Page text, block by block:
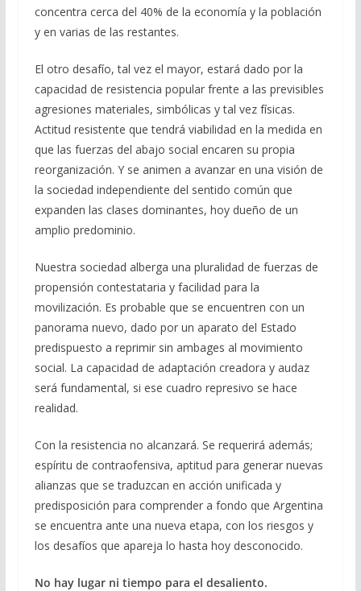
concentra cerca del 40% de la economía y la población
y en varias de las restantes.
El otro desafío, tal vez el mayor, estará dado por la
capacidad de resistencia popular frente a las previsibles
agresiones materiales, simbólicas y tal vez físicas.
Actitud resistente que tendrá viabilidad en la medida en
que las fuerzas del abajo social encaren su propia
reorganización. Y se animen a avanzar en una visión de
la sociedad independiente del sentido común que
expanden las clases dominantes, hoy dueño de un
amplio predominio.
Nuestra sociedad alberga una pluralidad de fuerzas de
propensión contestataria y facilidad para la
movilización. Es probable que se encuentren con un
panorama nuevo, dado por un aparato del Estado
predispuesto a reprimir sin ambages al movimiento
social. La capacidad de adaptación creadora y audaz
será fundamental, si ese cuadro represivo se hace
realidad.
Con la resistencia no alcanzará. Se requerirá además;
espíritu de contraofensiva, aptitud para generar nuevas
alianzas que se traduzcan en acción unificada y
predisposición para comprender a fondo que Argentina
se encuentra ante una nueva etapa, con los riesgos y
los desafíos que apareja lo hasta hoy desconocido.
No hay lugar ni tiempo para el desaliento.